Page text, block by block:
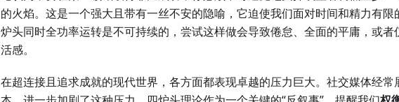
的火焰。这是一个强大且带有一丝不安的隐喻，它迫使我们面对时间和精力有
炉头同时全功率运转是不可持续的，尝试这样做会导致倦怠、全面的平庸，或
活感。
在超连接且追求成就的现代世界，各方面都表现卓越的压力巨大。社交媒体经常